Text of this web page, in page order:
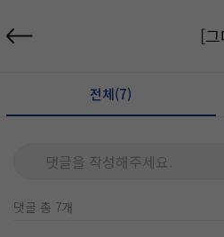
[
전체(7)
댓글을 작성해주세요.
댓글 총 7개